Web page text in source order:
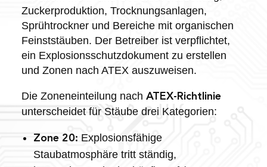
Zuckerproduktion, Trocknungsanlagen,
Sprühtrockner und Bereiche mit organischen
Feinststäuben. Der Betreiber ist verpflichtet,
ein Explosionsschutzdokument zu erstellen
und Zonen nach ATEX auszuweisen.
Die Zoneneinteilung nach ATEX-Richtlinie
unterscheidet für Stäube drei Kategorien:
Zone 20: Explosionsfähige
Staubatmosphäre tritt ständig,